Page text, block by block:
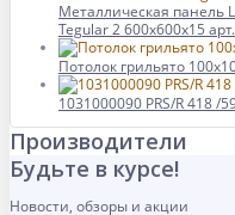
Металлическая панель
Tegular 2 600x600x15
Потолок грильято
1031000090 PRS/R 418 /
Производители
Будьте в курсе!
Новости, обзоры и акции